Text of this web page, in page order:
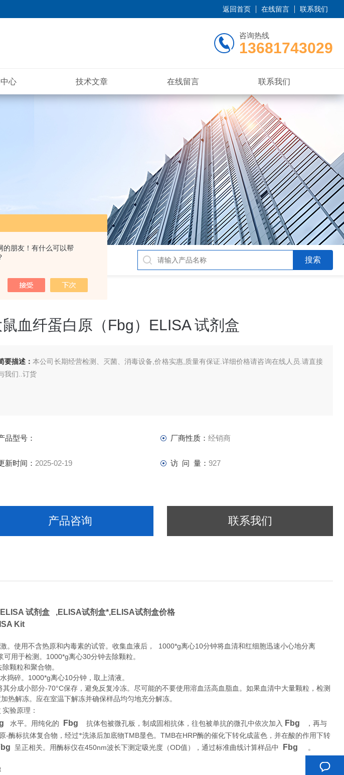
的朋友！有什么可以帮
返回首页 在线留言 联系我们
咨询热线
13681743029
心 技术文章 在线留言 联系我们
试剂盒
鼠血纤蛋白原（Fbg）ELISA 试剂盒
要描述：本公司长期经营检测、灭菌、消毒设备,价格实惠,质量有保证.详细价格请咨询在线人员.请直接
我们..订货
品型号： 厂商性质： 经销商
新时间： 2025-02-19 访 问 量： 927
产品咨询 联系我们
试剂盒 ,ELISA试剂盒*,ELISA试剂盒价格
Kit
用不含热原和内毒素的试管。收集血液后， 1000*g离心10分钟将血清和红细胞迅速小心地分离
于检测。1000*g离心30分钟去除颗粒。
粒和聚合物。
。1000*g离心10分钟，取上清液。
小部分-70°C保存，避免反复冷冻。尽可能的不要使用溶血活高血脂血。如果血清中大量颗粒，检测
热解冻。应在室温下解冻并确保样品均匀地充分解冻。
实验原理 ：
水平。用纯化的 Fbg 抗体包被微孔板，制成固相抗体，往包被单抗的微孔中依次加入 Fbg ，再与
-酶标抗体复合物，经过*洗涤后加底物TMB显色。 TMB在HRP酶的催化下转化成蓝色，并在酸的作用下转
呈正相关。用酶标仪在450nm波长下测定吸光度（OD值），通过标准曲线计算样品中 Fbg
。